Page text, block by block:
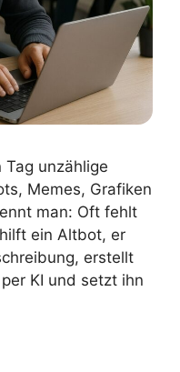
Tag unzählige
Memes, Grafiken
man: Oft fehlt
ein Altbot, er
erstellt
KI und setzt ihn